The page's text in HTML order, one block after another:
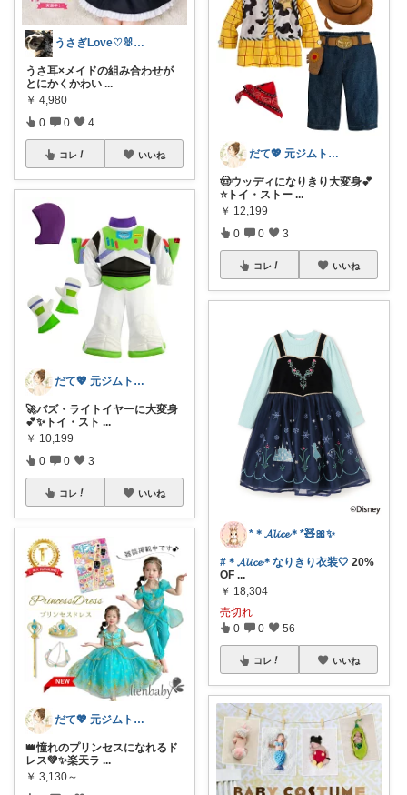
うさぎLove♡🐰みーちゃん🐰
うさ耳×メイドの組み合わせが
とにかくかわい ...
￥ 4,980
0 0 4
コレ いいね
だて💖 元ジムトレーナーママ子育て美容
🚀バズ・ライトイヤーに大変身
💕✨トイ・スト ...
￥ 10,199
0 0 3
コレ いいね
だて💖 元ジムトレーナーママ子育て美容
👑憧れのプリンセスになれるド
レス💚✨楽天ラ ...
￥ 3,130～
だて💖 元ジムトレーナーママ子育て美容
🤠ウッディになりきり大変身💕
⭐トイ・ストー ...
￥ 12,199
0 0 3
コレ いいね
*＊𝓐𝓵𝓲𝓬𝓮＊*🧸🎀✨
#＊𝓐𝓵𝓲𝓬𝓮＊なりきり衣装🤍 20%
OF ...
￥ 18,304
売切れ
0 0 56
コレ いいね